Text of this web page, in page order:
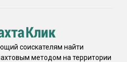
соискателям найти
методом на территории